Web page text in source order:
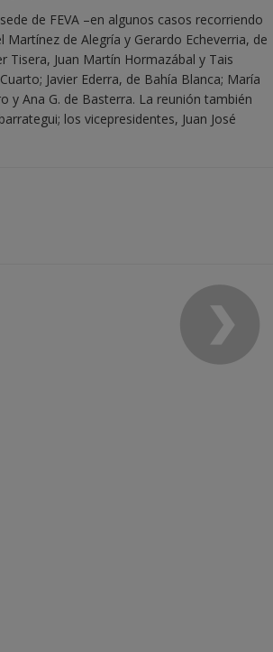
de FEVA –en algunos casos recorriendo
de Alegría y Gerardo Echeverria, de
Tisera, Juan Martín Hormazábal y Tais
Javier Ederra, de Bahía Blanca; María
y Ana G. de Basterra. La reunión también
los vicepresidentes, Juan José